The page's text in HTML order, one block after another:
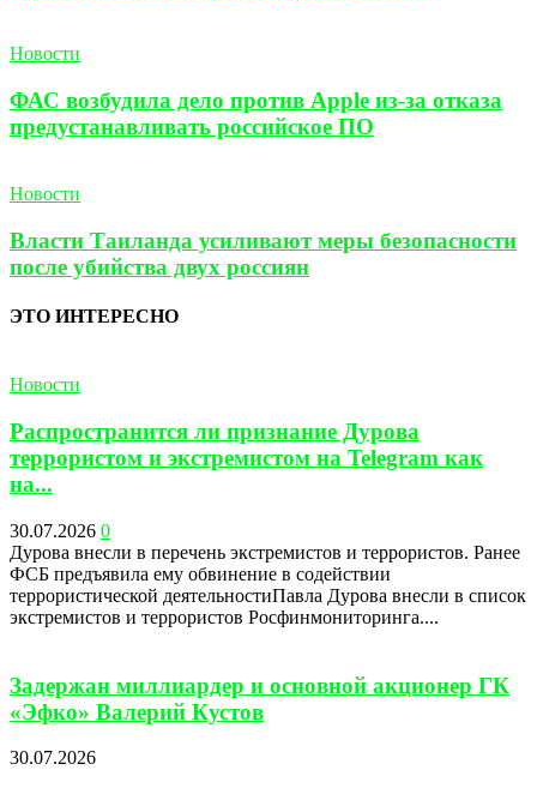
Новости
ФАС возбудила дело против Apple из-за отказа
предустанавливать российское ПО
Новости
Власти Таиланда усиливают меры безопасности
после убийства двух россиян
ЭТО ИНТЕРЕСНО
Новости
Распространится ли признание Дурова
террористом и экстремистом на Telegram как
на...
30.07.2026 0
Дурова внесли в перечень экстремистов и террористов. Ранее
ФСБ предъявила ему обвинение в содействии
террористической деятельностиПавла Дурова внесли в список
экстремистов и террористов Росфинмониторинга....
Задержан миллиардер и основной акционер ГК
«Эфко» Валерий Кустов
30.07.2026